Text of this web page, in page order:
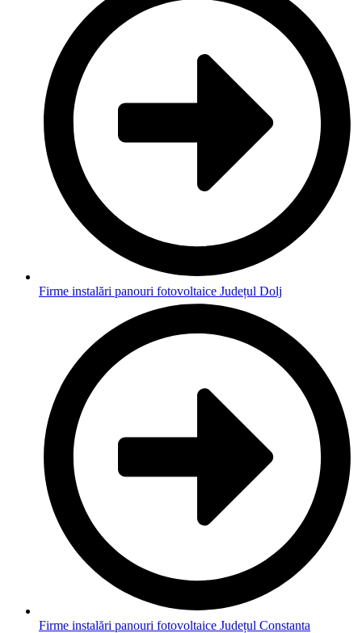
Firme instalări panouri fotovoltaice Județul Dolj
Firme instalări panouri fotovoltaice Județul Constanta